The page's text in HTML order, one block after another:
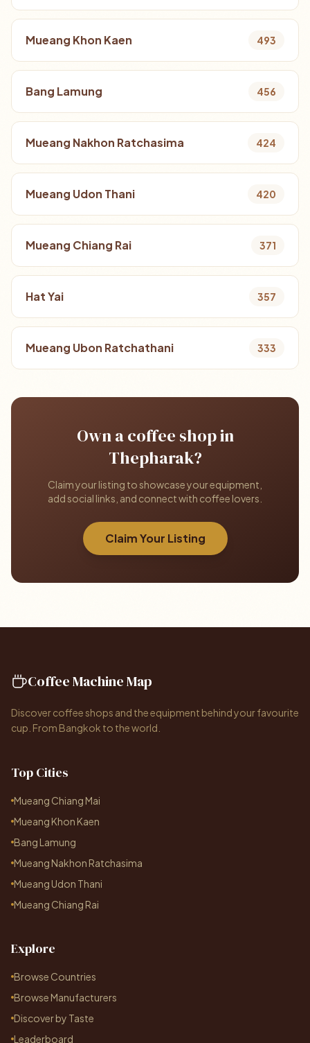
Mueang Khon Kaen 493
Bang Lamung 456
Mueang Nakhon Ratchasima 424
Mueang Udon Thani 420
Mueang Chiang Rai 371
Hat Yai 357
Mueang Ubon Ratchathani 333
Own a coffee shop in
Thepharak?
Claim your listing to showcase your equipment,
add social links, and connect with coffee lovers.
Claim Your Listing
Coffee Machine Map
Discover coffee shops and the equipment behind your favourite
cup. From Bangkok to the world.
Top Cities
Mueang Chiang Mai
Mueang Khon Kaen
Bang Lamung
Mueang Nakhon Ratchasima
Mueang Udon Thani
Mueang Chiang Rai
Explore
Browse Countries
Browse Manufacturers
Discover by Taste
Leaderboard